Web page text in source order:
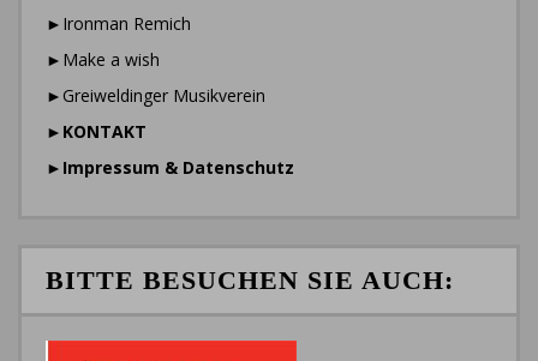
►Ironman Remich
►Make a wish
►Greiweldinger Musikverein
► KONTAKT
► Impressum & Datenschutz
BITTE BESUCHEN SIE AUCH: